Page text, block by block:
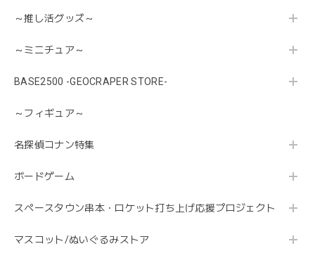
～推し活グッズ～
～ミニチュア～
BASE2500 -GEOCRAPER STORE-
～フィギュア～
名探偵コナン特集
ボードゲーム
スペースタウン串本・ロケット打ち上げ応援プロジェクト
マスコット/ぬいぐるみストア